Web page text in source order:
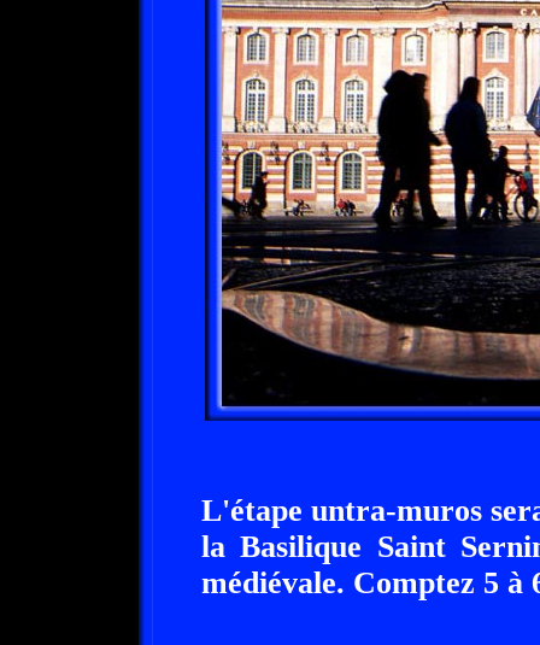
L'étape untra-muros
la Basilique Saint
médiévale. Comptez 5